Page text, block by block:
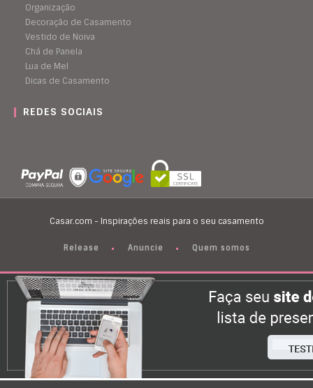
Organização
Decoração de Casamento
Vestido de Noiva
Chá de Panela
Lua de Mel
Dicas de Casamento
REDES SOCIAIS
Casar.com - Inspirações reais para o seu casamento
Release Anuncie Quem somos